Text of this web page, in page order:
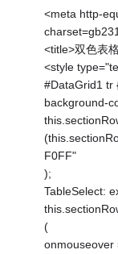
<meta http-
<title>双色表
<style
#DataGrid1 tr
background-
F0FF"
);
TableSelect:
(
onmouseover